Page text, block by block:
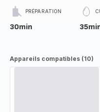
PRÉPARATION
30min
Appareils compatibles (10)